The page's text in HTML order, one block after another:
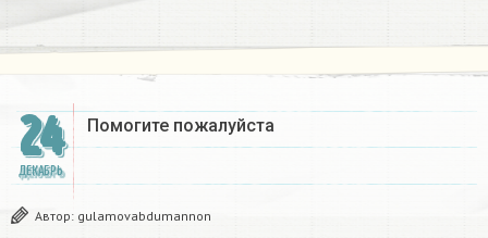
24
ДЕКАБРЬ
Помогите пожалуйста ​
Автор: gulamovabdumannon